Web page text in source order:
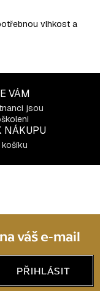
vlhkost a
VÁM
jsou
NÁKUPU
váš e-mail
PŘIHLÁSIT